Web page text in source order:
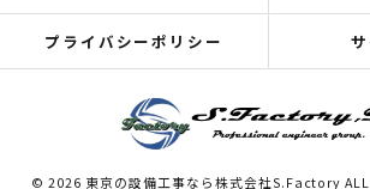
プライバシーポリシー
© 2026 東京の設備工事なら株式会社S.Factory ALL